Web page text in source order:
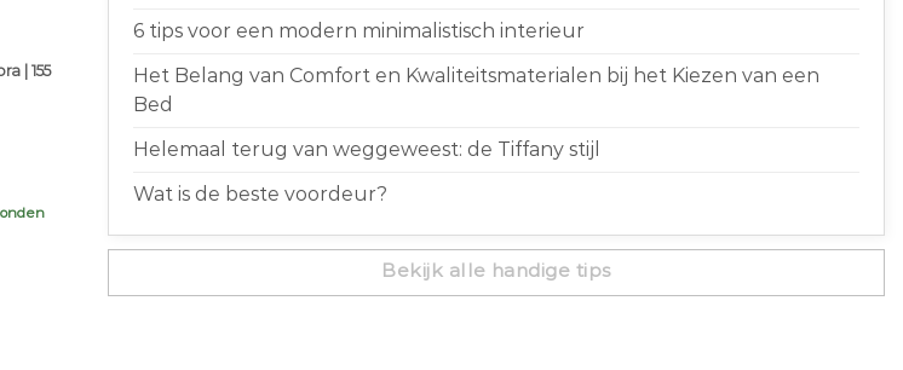
| 155
6 tips voor een modern minimalistisch interieur
Het Belang van Comfort en Kwaliteitsmaterialen bij het Kiezen van een
Bed
Helemaal terug van weggeweest: de Tiffany stijl
Wat is de beste voordeur?
Bekijk alle handige tips